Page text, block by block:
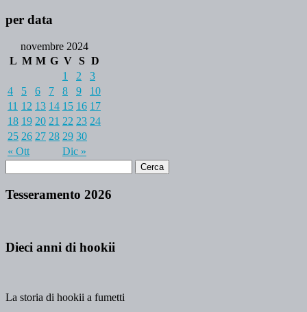
per data
novembre 2024
L M M G V S D
« Ott Dic »
1 2
3
4
5 6 7 8 9
10
11 12 13 14 15 16 17
18 19 20 21 22 23 24
25 26 27 28 29 30
Tesseramento 2026
Dieci anni di hookii
La storia di hookii a fumetti